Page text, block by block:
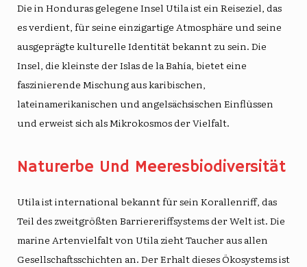
Die in Honduras gelegene Insel Utila ist ein Reiseziel, das
es verdient, für seine einzigartige Atmosphäre und seine
ausgeprägte kulturelle Identität bekannt zu sein. Die
Insel, die kleinste der Islas de la Bahía, bietet eine
faszinierende Mischung aus karibischen,
lateinamerikanischen und angelsächsischen Einflüssen
und erweist sich als Mikrokosmos der Vielfalt.
Naturerbe Und Meeresbiodiversität
Utila ist international bekannt für sein Korallenriff, das
Teil des zweitgrößten Barriereriffsystems der Welt ist. Die
marine Artenvielfalt von Utila zieht Taucher aus allen
Gesellschaftsschichten an. Der Erhalt dieses Ökosystems ist